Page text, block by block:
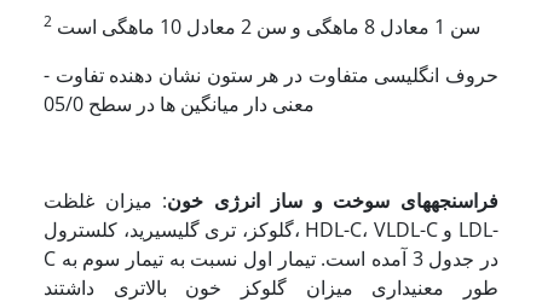
2
سن 1 معادل 8 ماهگی و سن 2 معادل 10 ماهگی است
- حروف انگلیسی متفاوت در هر ستون نشان دهنده تفاوت
معنی دار میانگین ها در سطح 05/0
فراسنجه­های سوخت و ساز انرژی خون: میزان غلظت
گلوکز، تری گلیسیرید، کلسترول، HDL-C، VLDL-C و LDL-
C در جدول 3 آمده است. تیمار اول نسبت به تیمار سوم به
طور معنی­داری میزان گلوکز خون بالاتری داشتند